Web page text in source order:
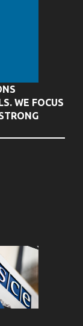
WE FOCUS